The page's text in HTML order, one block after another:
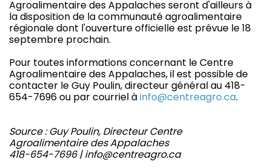
Agroalimentaire des Appalaches seront d'ailleurs à
la disposition de la communauté agroalimentaire
régionale dont l'ouverture officielle est prévue le 18
septembre prochain.
Pour toutes informations concernant le Centre
Agroalimentaire des Appalaches, il est possible de
contacter le Guy Poulin, directeur général au 418-
654-7696 ou par courriel àinfo@centreagro.ca.
Source : Guy Poulin, Directeur Centre
Agroalimentaire des Appalaches
418-654-7696 | info@centreagro.ca